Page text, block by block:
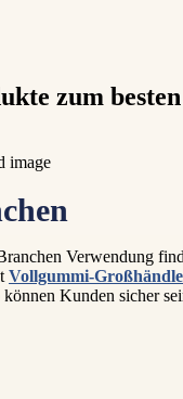
zum
Verwendung
Vollgummi-
Kunden sicher